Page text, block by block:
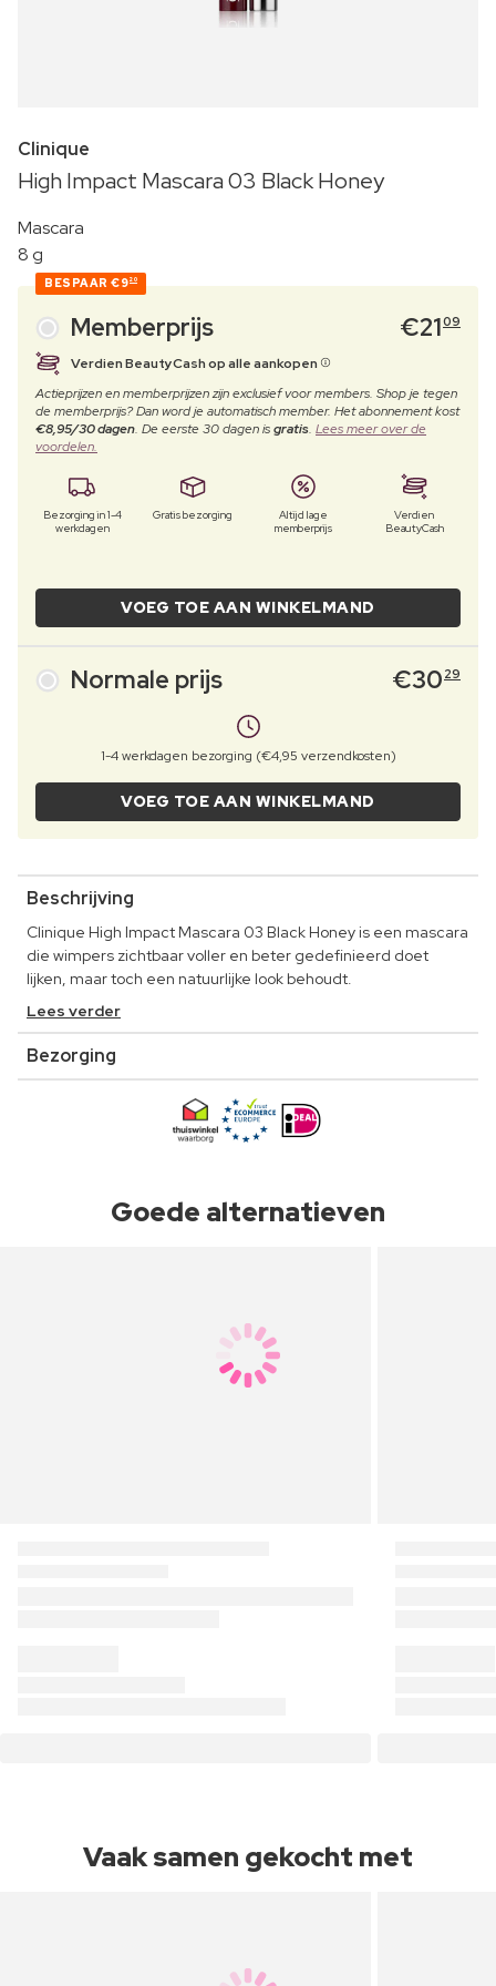
Clinique
High Impact Mascara 03 Black Honey
Mascara
8 g
BESPAAR €920
Memberprijs €2109
Verdien BeautyCash op alle aankopen
Actieprijzen en memberprijzen zijn exclusief voor members. Shop je tegen
de memberprijs? Dan word je automatisch member. Het abonnement kost
€8,95/30 dagen. De eerste 30 dagen isgratis. Lees meer over de
voordelen.
Bezorging in 1-4
werkdagen
Gratis bezorging
Altijd lage
memberprijs
Verdien
BeautyCash
VOEG TOE AAN WINKELMAND
Normale prijs €30 29
1-4 werkdagen bezorging (€4,95 verzendkosten)
VOEG TOE AAN WINKELMAND
Beschrijving
Clinique High Impact Mascara 03 Black Honey is een mascara
die wimpers zichtbaar voller en beter gedefinieerd doet
lijken, maar toch een natuurlijke look behoudt.
Lees verder
Bezorging
Goede alternatieven
Vaak samen gekocht met